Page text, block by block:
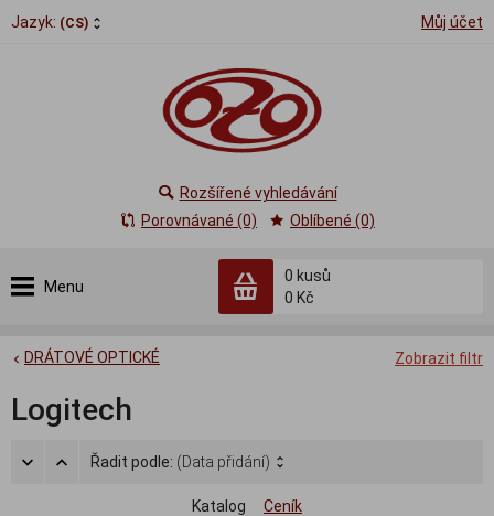
Jazyk: (CS) Můj účet
Menu
0 kusů
0 Kč
Rozšířené vyhledávání
Porovnávané (0)
Oblíbené (0)
Zobrazit filtr
DRÁTOVÉ OPTICKÉ
Logitech
Řadit podle: (Data přidání)
Katalog Ceník